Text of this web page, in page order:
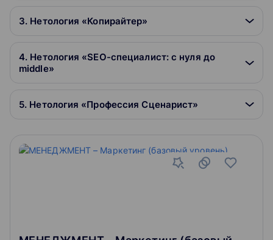
3. Нетология «Копирайтер»
4. Нетология «SEO-специалист: с нуля до
middle»
5. Нетология «Профессия Сценарист»